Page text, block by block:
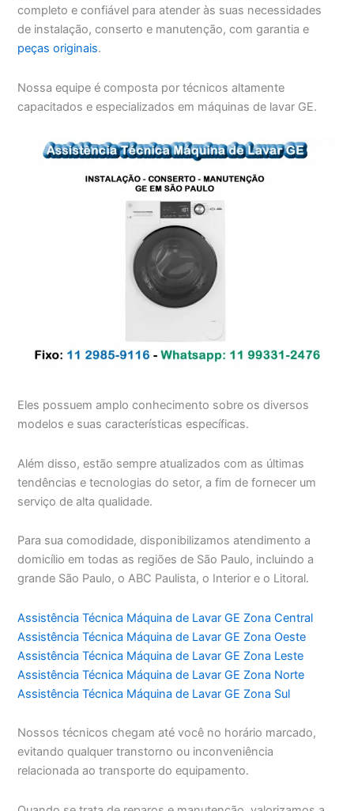
completo e confiável para atender às suas necessidades
de instalação, conserto e manutenção, com garantia e
peças originais.
Nossa equipe é composta por técnicos altamente
capacitados e especializados em máquinas de lavar GE.
Eles possuem amplo conhecimento sobre os diversos
modelos e suas características específicas.
Além disso, estão sempre atualizados com as últimas
tendências e tecnologias do setor, a fim de fornecer um
serviço de alta qualidade.
Para sua comodidade, disponibilizamos atendimento a
domicílio em todas as regiões de São Paulo, incluindo a
grande São Paulo, o ABC Paulista, o Interior e o Litoral.
Assistência Técnica Máquina de Lavar GE Zona Central
Assistência Técnica Máquina de Lavar GE Zona Oeste
Assistência Técnica Máquina de Lavar GE Zona Leste
Assistência Técnica Máquina de Lavar GE Zona Norte
Assistência Técnica Máquina de Lavar GE Zona Sul
Nossos técnicos chegam até você no horário marcado,
evitando qualquer transtorno ou inconveniência
relacionada ao transporte do equipamento.